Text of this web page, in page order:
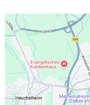
Lexikon
Ist Ihre